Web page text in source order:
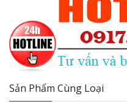
Sản Phẩm Cùng Loại